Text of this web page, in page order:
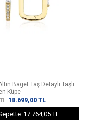
Baget Taş Detaylı Taşlı
Küpe
TL 18.699,00 TL
17.764,05 TL